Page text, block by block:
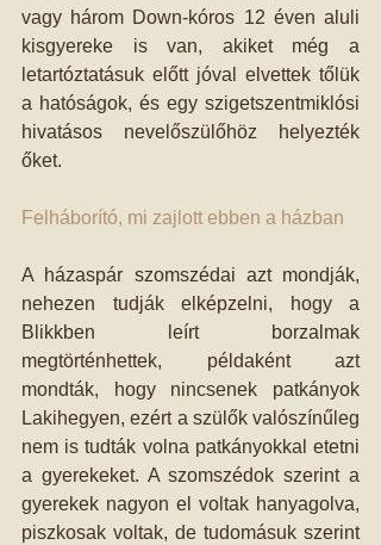
vagy három Down-kóros 12 éven aluli
kisgyereke is van, akiket még a
letartóztatásuk előtt jóval elvettek tőlük
a hatóságok, és egy szigetszentmiklósi
hivatásos nevelőszülőhöz helyezték
őket.
Felháborító, mi zajlott ebben a házban
A házaspár szomszédai azt mondják,
nehezen tudják elképzelni, hogy a
Blikkben leírt borzalmak
megtörténhettek, példaként azt
mondták, hogy nincsenek patkányok
Lakihegyen, ezért a szülők valószínűleg
nem is tudták volna patkányokkal etetni
a gyerekeket. A szomszédok szerint a
gyerekek nagyon el voltak hanyagolva,
piszkosak voltak, de tudomásuk szerint